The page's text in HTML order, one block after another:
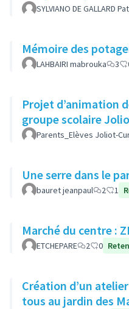
SYLVIANO DE GALLARD
Mémoire des
LAHBAIRI mabrouka 3
Projet d’animation
groupe scolaire
Parents_Elèves Joliot-
Une serre dans le
bauret jeanpaul 2 1
Marché du centre :
ETCHEPARE 2 0
Création d’un
tous au jardin des